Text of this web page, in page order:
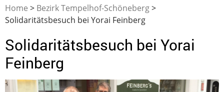
Home > Bezirk Tempelhof-Schöneberg>
Solidaritätsbesuch bei Yorai Feinberg
Solidaritätsbesuch bei Yorai
Feinberg